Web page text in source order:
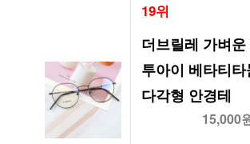
19위
더브릴레 가벼
투아이 베타티
다각형 안경테
15,000